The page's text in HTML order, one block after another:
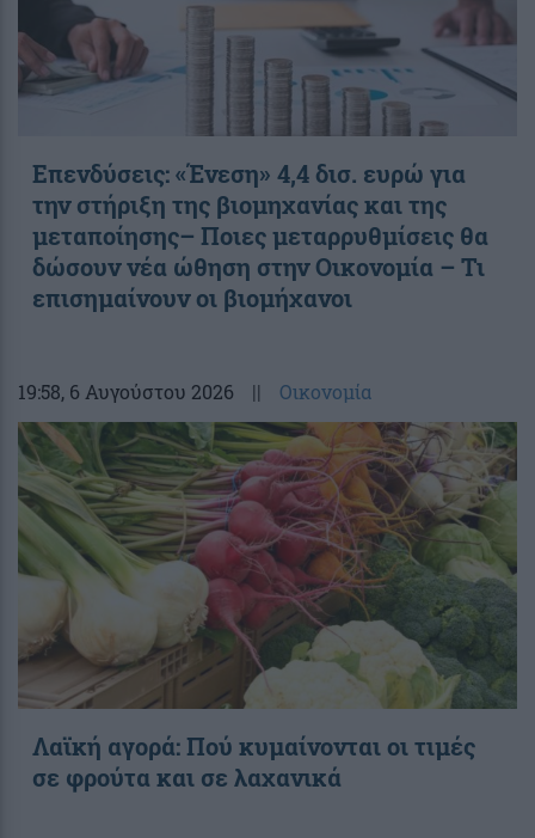
Επενδύσεις: «Ένεση» 4,4 δισ. ευρώ για
την στήριξη της βιομηχανίας και της
μεταποίησης– Ποιες μεταρρυθμίσεις θα
δώσουν νέα ώθηση στην Οικονομία – Τι
επισημαίνουν οι βιομήχανοι
19:58, 6 Αυγούστου 2026 || Οικονομία
Λαϊκή αγορά: Πού κυμαίνονται οι τιμές
σε φρούτα και σε λαχανικά